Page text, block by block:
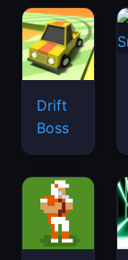
Drift
Boss